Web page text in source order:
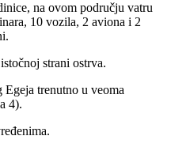
na ovom području vatru
10 vozila, 2 aviona i 2
strani ostrva.
Egeja trenutno u veoma
4).